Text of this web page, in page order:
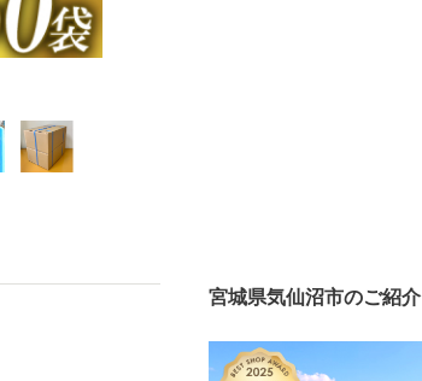
宮城県気仙沼市のご紹介